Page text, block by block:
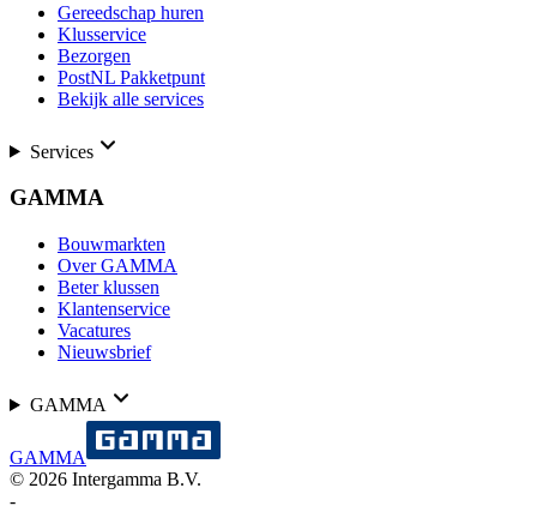
Gereedschap huren
Klusservice
Bezorgen
PostNL Pakketpunt
Bekijk alle services
Services
GAMMA
Bouwmarkten
Over GAMMA
Beter klussen
Klantenservice
Vacatures
Nieuwsbrief
GAMMA
GAMMA
© 2026 Intergamma B.V.
-